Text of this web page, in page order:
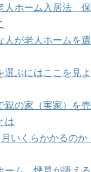
人ホーム入居法
人が老人ホームを
選ぶにはここを見
親の家（実家）を
は
いくらかかるの